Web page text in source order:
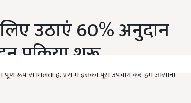
उठाएं 60% अनुदान
शुरू
रूप से मिलती है. ऐसे में इसका पूरा उपयोग कर हम आसानी